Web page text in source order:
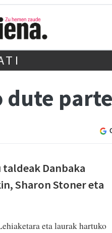
Danbaka
Sharon Stoner eta
eta laurak hartuko